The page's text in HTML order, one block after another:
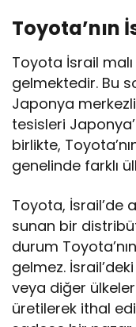
Toyota’nın
Toyota İsrail malı
gelmektedir. Bu
Japonya
tesisleri
birlikte,
genelinde farklı
Toyota, İsrail’de
sunan bir
durum
gelmez.
veya diğer
üretilerek ithal